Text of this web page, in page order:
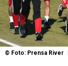
© Foto: Prensa River